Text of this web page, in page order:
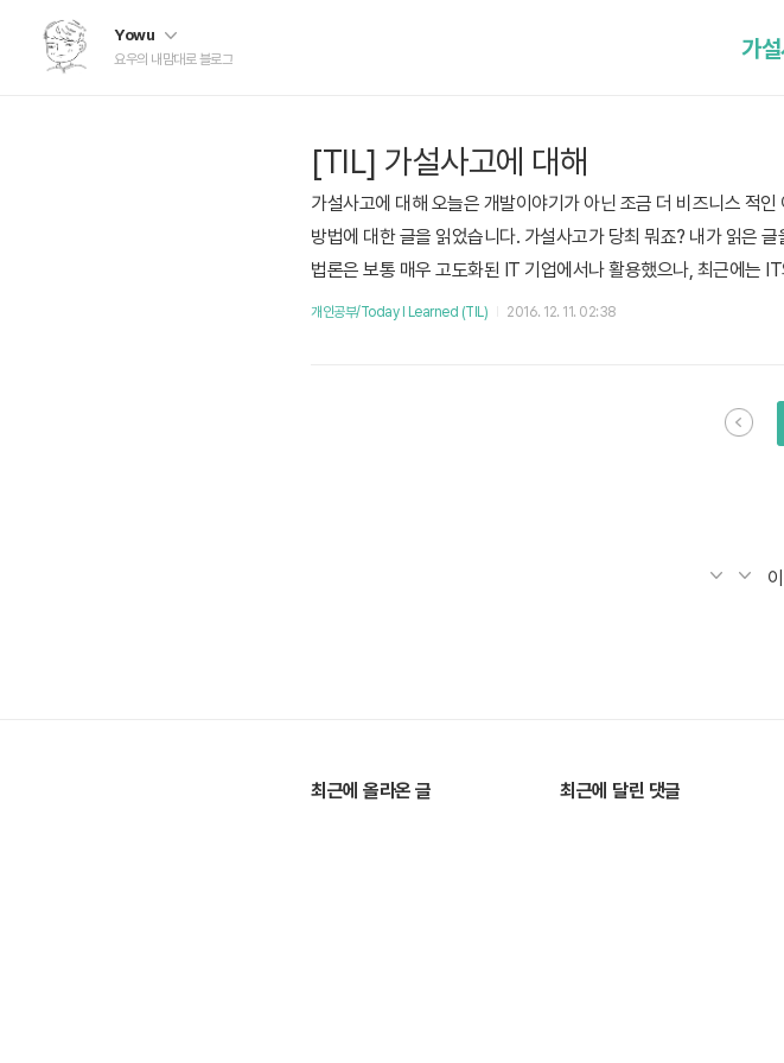
Yowu
요우의 내맘대로 블로그 가
[TIL] 가설사고에 대해
가설사고에 대해 오늘은 개발이야기가 아닌 조금 더 비즈니스 적
방법에 대한 글을 읽었습니다. 가설사고가 당최 뭐죠? 내가 읽은
법론은 보통 매우 고도화된 IT 기업에서나 활용했으나, 최근에는
가설 설정은 일반적으로 다음과 같은 단계를 따릅니다. 목표 수립
개인공부/Today I Learned (TIL) 2016. 12. 11. 02:38
최근에 올라온 글 최근에 달린 댓글